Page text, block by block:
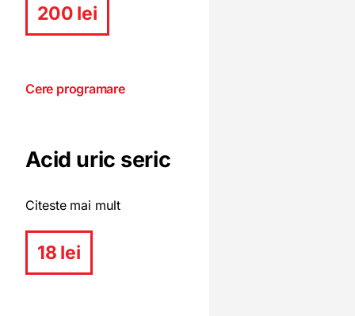
200 lei
Cere programare
Acid uric seric
Citeste mai mult
18 lei